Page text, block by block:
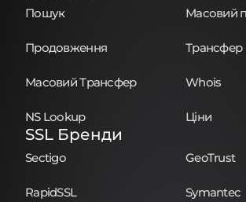
Пошук Масовий
Продовження Трансфер
Масовий Трансфер Whois
NS Lookup Ціни
SSL Бренди
Sectigo GeoTrust
RapidSSL Symantec